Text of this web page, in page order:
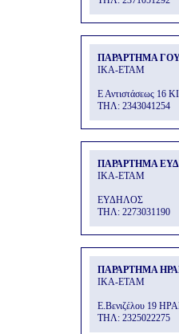
ΠΑΡΑΡΤΗΜΑ
ΙΚΑ-ΕΤΑΜ
Ε Αντιστάσεως 16
THΛ: 2343041254
ΠΑΡΑΡΤΗΜΑ
ΙΚΑ-ΕΤΑΜ
ΕΥΔΗΛΟΣ
THΛ: 2273031190
ΠΑΡΑΡΤΗΜΑ
ΙΚΑ-ΕΤΑΜ
Ε.Βενιζέλου 19
THΛ: 2325022275